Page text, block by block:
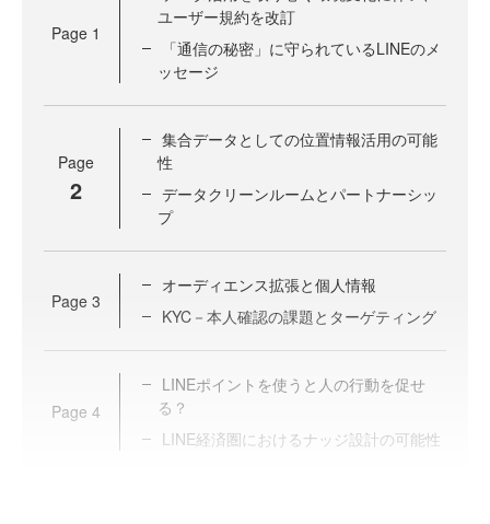
Page 1
ユーザー規約を改訂
「通信の秘密」に守られているLINEのメ
ッセージ
Page
2
集合データとしての位置情報活用の可能
性
データクリーンルームとパートナーシッ
プ
Page 3
オーディエンス拡張と個人情報
KYC－本人確認の課題とターゲティング
Page 4
LINEポイントを使うと人の行動を促せ
る？
LINE経済圏におけるナッジ設計の可能性